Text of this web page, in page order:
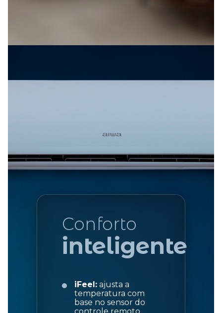
Conforto
inteligente
iFeel: ajusta a
temperatura com
base no sensor do
controle remoto,